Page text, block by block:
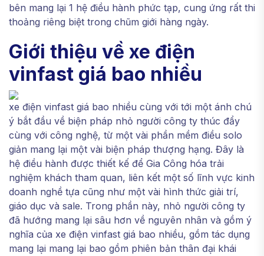
bên mang lại 1 hệ điều hành phức tạp, cung ứng rất thi
thoảng riêng biệt trong chũm giới hàng ngày.
Giới thiệu về xe điện
vinfast giá bao nhiều
xe điện vinfast giá bao nhiều cùng với tới một ánh chú
ý bắt đầu về biện pháp nhỏ người công ty thúc đẩy
cùng với công nghệ, từ một vài phần mềm điều solo
giản mang lại một vài biện pháp thượng hạng. Đây là
hệ điều hành được thiết kế để Gia Công hóa trải
nghiệm khách tham quan, liên kết một số lĩnh vực kinh
doanh nghề tựa cũng như một vài hình thức giải trí,
giáo dục và sale. Trong phần này, nhỏ người công ty
đã hướng mang lại sâu hơn về nguyên nhân và gồm ý
nghĩa của xe điện vinfast giá bao nhiều, gồm tác dụng
mang lại mang lại bao gồm phiên bản thân đại khái